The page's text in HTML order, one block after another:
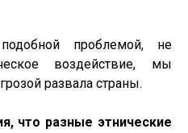
проблемой, не
воздействие, мы
развала страны.
что разные этнические